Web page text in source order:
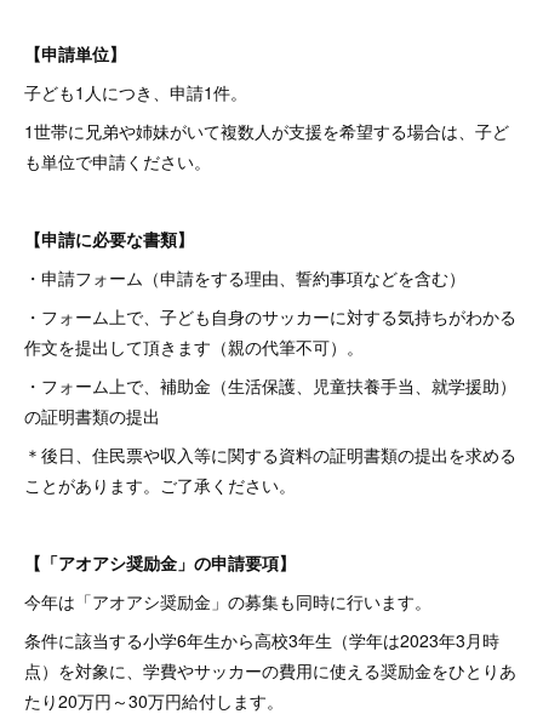
【申請単位】
子ども1人につき、申請1件。
1世帯に兄弟や姉妹がいて複数人が支援を希望する場合は、子ど
も単位で申請ください。
【申請に必要な書類】
・申請フォーム（申請をする理由、誓約事項などを含む）
・フォーム上で、子ども自身のサッカーに対する気持ちがわかる
作文を提出して頂きます（親の代筆不可）。
・フォーム上で、補助金（生活保護、児童扶養手当、就学援助）
の証明書類の提出
＊後日、住民票や収入等に関する資料の証明書類の提出を求める
ことがあります。ご了承ください。
【「アオアシ奨励金」の申請要項】
今年は「アオアシ奨励金」の募集も同時に行います。
条件に該当する小学6年生から高校3年生（学年は2023年3月時
点）を対象に、学費やサッカーの費用に使える奨励金をひとりあ
たり20万円～30万円給付します。